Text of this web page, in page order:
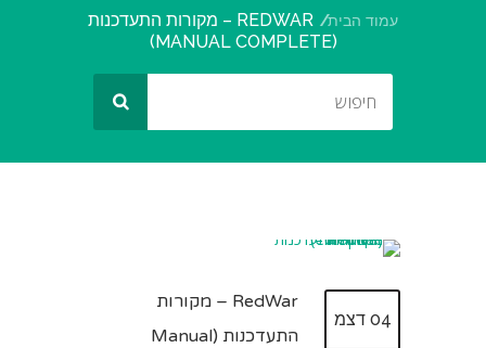
עמוד הבית
REDWAR – מקורות התעדכנות
(MANUAL COMPLETE)
04 דצמ
RedWar – מקורות
התעדכנות (Manual